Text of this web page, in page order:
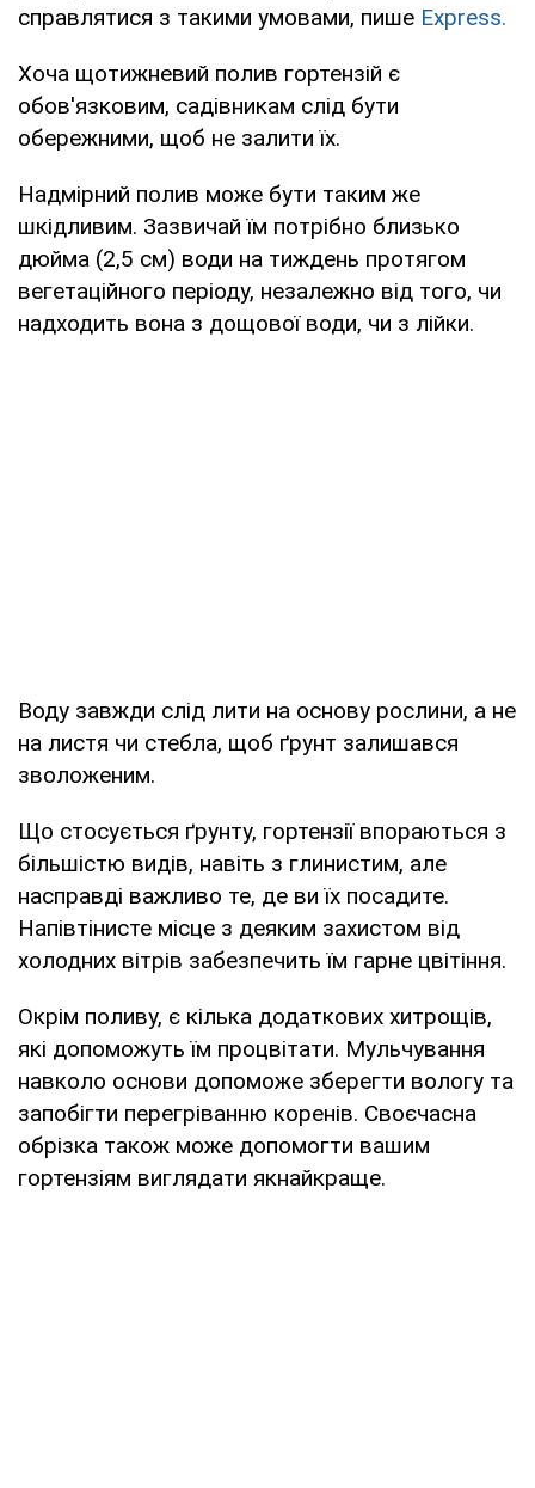
справлятися з такими умовами, пише Express.
Хоча щотижневий полив гортензій є
обов'язковим, садівникам слід бути
обережними, щоб не залити їх.
Надмірний полив може бути таким же
шкідливим. Зазвичай їм потрібно близько
дюйма (2,5 см) води на тиждень протягом
вегетаційного періоду, незалежно від того, чи
надходить вона з дощової води, чи з лійки.
Воду завжди слід лити на основу рослини, а не
на листя чи стебла, щоб ґрунт залишався
зволоженим.
Що стосується ґрунту, гортензії впораються з
більшістю видів, навіть з глинистим, але
насправді важливо те, де ви їх посадите.
Напівтінисте місце з деяким захистом від
холодних вітрів забезпечить їм гарне цвітіння.
Окрім поливу, є кілька додаткових хитрощів,
які допоможуть їм процвітати. Мульчування
навколо основи допоможе зберегти вологу та
запобігти перегріванню коренів. Своєчасна
обрізка також може допомогти вашим
гортензіям виглядати якнайкраще.